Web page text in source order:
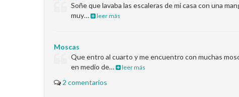
Soñe que lavaba las escaleras de mi casa con una
muy…
leer más
Moscas
Que entro al cuarto y me encuentro con muchas
en medio de…
leer más
2 comentarios